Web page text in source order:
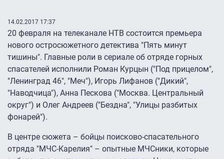
14.02.2017 17:37
20 февраля на телеканале НТВ состоится премьера
нового остросюжетного детектива "Пять минут
тишины". Главные роли в сериале об отряде горных
спасателей исполнили Роман Курцын ("Под прицелом",
"Ленинград 46", "Меч"), Игорь Лифанов ("Дикий",
"Наводчица"), Анна Пескова ("Москва. Центральный
округ") и Олег Андреев ("Бездна", "Улицы разбитых
фонарей").
В центре сюжета – бойцы поисково-спасательного
отряда "МЧС-Карелия" – опытные МЧСники, которые